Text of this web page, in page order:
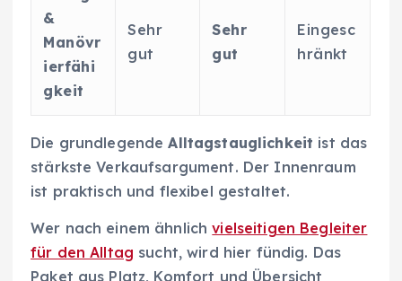
&
Manövr
ierfähi
gkeit
Sehr
gut
Sehr
gut
Eingesc
hränkt
Die grundlegendeAlltagstauglichkeit ist das
stärkste Verkaufsargument. Der Innenraum
ist praktisch und flexibel gestaltet.
Wer nach einem ähnlichvielseitigen Begleiter
für den Alltag sucht, wird hier fündig. Das
Paket aus Platz, Komfort und Übersicht